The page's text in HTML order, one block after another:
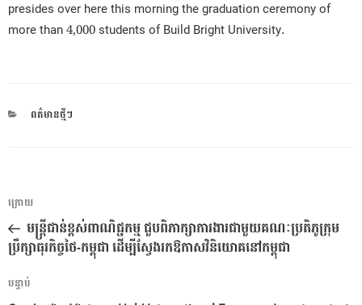
presides over here this morning the graduation ceremony of
more than 4,000 students of Build Bright University.
CATEGORIES
ពត៌មានថ្មីៗ
ការ​
នាំទិស​
ប្រកាស
អត្ថបទ
មុន
ក្រោយ
មន្ត្រីជាន់ខ្ពស់ពាណិជ្ជកម្ម ជួបពិភាក្សាការងារជាមួយគណៈប្រតិភូក្រុម
ប្រឹក្សាធុរកិច្ចថៃ-កម្ពុជា ដើម្បីស្វែងរកឱកាសវិនិយោគនៅកម្ពុជា
អត្ថបទ
បន្ទាប់